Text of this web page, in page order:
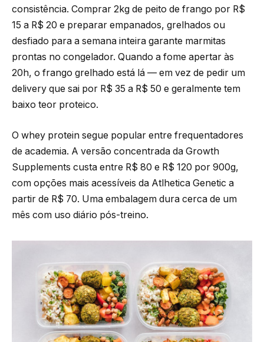
consistência. Comprar 2kg de peito de frango por R$
15 a R$ 20 e preparar empanados, grelhados ou
desfiado para a semana inteira garante marmitas
prontas no congelador. Quando a fome apertar às
20h, o frango grelhado está lá — em vez de pedir um
delivery que sai por R$ 35 a R$ 50 e geralmente tem
baixo teor proteico.
O whey protein segue popular entre frequentadores
de academia. A versão concentrada da Growth
Supplements custa entre R$ 80 e R$ 120 por 900g,
com opções mais acessíveis da Atlhetica Genetic a
partir de R$ 70. Uma embalagem dura cerca de um
mês com uso diário pós-treino.